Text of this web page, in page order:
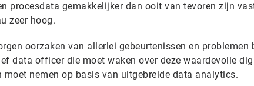
procesdata gemakkelijker dan ooit van tevoren zijn
zeer hoog.
oorzaken van allerlei gebeurtenissen en problemen
data officer die moet waken over deze waardevolle
nemen op basis van uitgebreide data analytics.